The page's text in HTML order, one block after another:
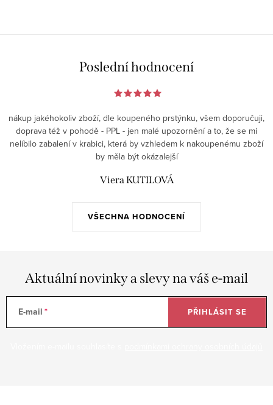
Poslední hodnocení
VŠECHNA HODNOCENÍ
nákup jakéhokoliv zboží, dle koupeného prstýnku, všem doporučuji,
doprava též v pohodě - PPL - jen malé upozornění a to, že se mi
nelíbilo zabalení v krabici, která by vzhledem k nakoupenému zboží
by měla být okázalejší
Viera KUTILOVÁ
Aktuální novinky a slevy na váš e-mail
E-mail PŘIHLÁSIT SE